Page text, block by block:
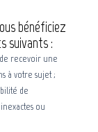
bénéficiez
suivants :
recevoir une
à votre sujet ;
de
ou